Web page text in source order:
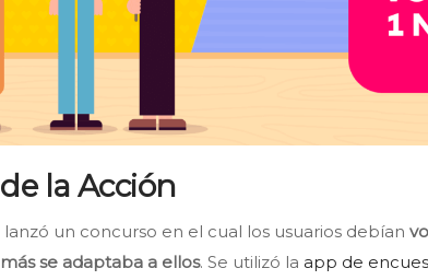
la Acción
un concurso en el cual los usuarios debían
se adaptaba a ellos. Se utilizó la app de